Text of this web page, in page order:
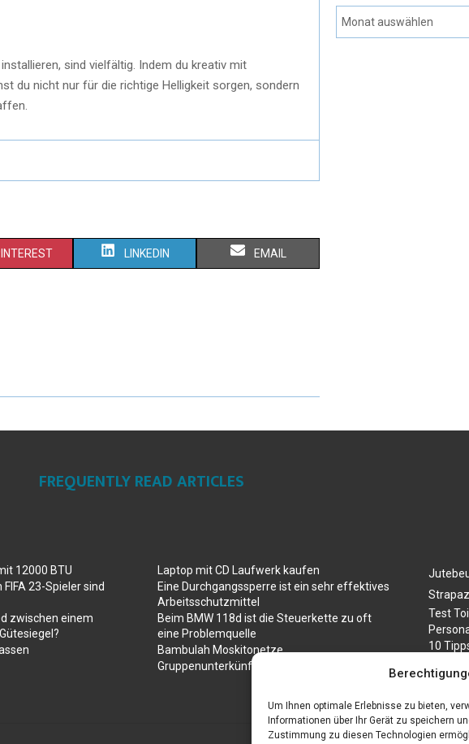
Um Ihnen optimale Erlebnisse zu bieten,
Informationen über Ihr Gerät zu speichern
Zustimmung zu diesen Technologien
sind vielfältig. Indem du kreativ mit
du nicht nur für die richtige Helligkeit sorgen, sondern
LINKEDIN EMAIL
FREQUENTLY READ ARTICLES
12000 BTU
23-Spieler sind
zwischen einem
Laptop mit CD Laufwerk kaufen
Eine Durchgangssperre ist ein sehr effektives
Arbeitsschutzmittel
Beim BMW 118d ist die Steuerkette zu oft
eine Problemquelle
Bambulah Moskitonetze
Gruppenunterkünfte in Holland
Test
10